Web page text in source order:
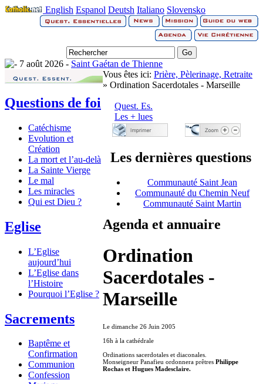
English Espanol Deutsh Italiano Slovensko
7 août 2026 - Saint Gaétan de Thienne
Questions de foi
Catéchisme
Evolution et
Création
La mort et l’au-delà
La Sainte Vierge
Le mal
Les miracles
Qui est Dieu ?
Eglise
L’Eglise
aujourd’hui
L’Eglise dans
l’Histoire
Pourquoi l’Eglise ?
Sacrements
Baptême et
Confirmation
Communion
Confession
Vous êtes ici: Prière, Pèlerinage, Retraite
» Ordination Sacerdotales - Marseille
Quest. Es.
Les + lues
Les dernières questions
Communauté Saint Jean
Communauté du Chemin Neuf
Communauté Saint Martin
Agenda et annuaire
Ordination
Sacerdotales -
Marseille
Le dimanche 26 Juin 2005
16h à la cathédrale
Ordinations sacerdotales et diaconales.
Monseigneur Panafieu ordonnera prêtres Philippe
Rochas et Hugues Madesclaire.